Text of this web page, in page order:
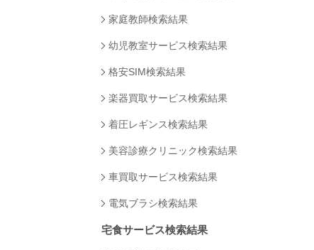
家庭教師検索結果
幼児教室サービス検索結果
格安SIM検索結果
楽器買取サービス検索結果
着圧レギンス検索結果
美容診療クリニック検索結果
車買取サービス検索結果
電気ブラシ検索結果
宅食サービス検索結果